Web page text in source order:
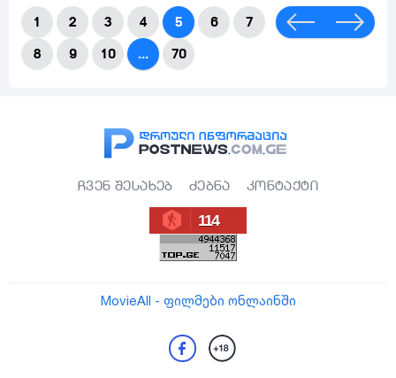
1 2 3 4 5 6
7
8
9 10 ... 70
ჩვენ შესახებ ძებნა კონტაქტი
114
MovieAll - ფილმები ონლაინში